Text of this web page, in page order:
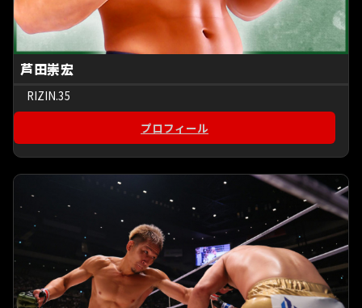
芦田崇宏
RIZIN.35
プロフィール